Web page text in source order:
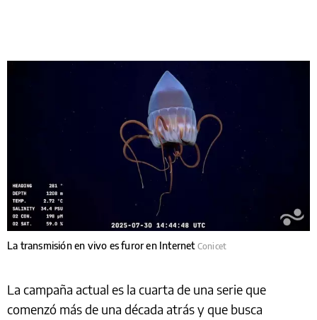
La transmisión en vivo es furor en Internet Conicet
La campaña actual es la cuarta de una serie que
comenzó más de una década atrás y que busca